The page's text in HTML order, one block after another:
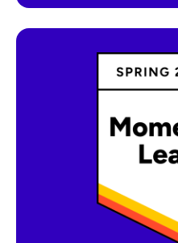
Produkte und
Abzeichen
Nutzern zu den